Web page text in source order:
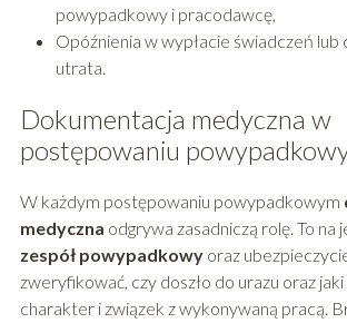
powypadkowy i pracodawcę,
Opóźnienia w wypłacie świadczeń lub
utrata.
Dokumentacja medyczna w
postępowaniu
W każdym postępowaniu powypadkowym
medyczna odgrywa zasadniczą rolę. To na
zespół powypadkowyoraz
zweryfikować, czy doszło do urazu oraz jaki
charakter i związek z wykonywaną pracą.